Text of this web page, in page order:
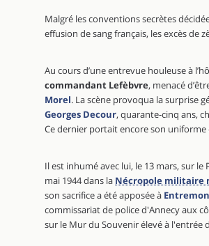
Malgré les conventions secrètes
effusion de sang français, les excès de
Au cours d’une entrevue houleuse à
commandant Lefèbvre, menacé
Morel. La scène provoqua la surprise
Georges Decour, quarante-cinq ans,
Ce dernier portait encore son uniforme
Il est inhumé avec lui, le 13 mars, sur
mai 1944 dans la Nécropole militaire
son sacrifice a été apposée à
commissariat de police d'Annecy aux
sur le Mur du Souvenir élevé à l'entrée